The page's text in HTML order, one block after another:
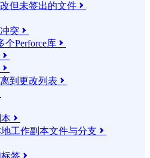
但未签出的文件 
突 
个Perforce库 


到更改列表 
本 
地工作副本文件与分支 
标签 